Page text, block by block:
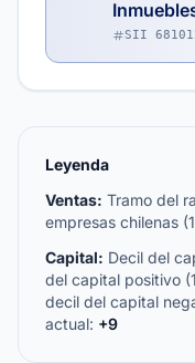
SII
Leyenda
Ventas: Tramo del
empresas chilenas
Capital: Decil del
del capital positivo
decil del capital
actual: +9